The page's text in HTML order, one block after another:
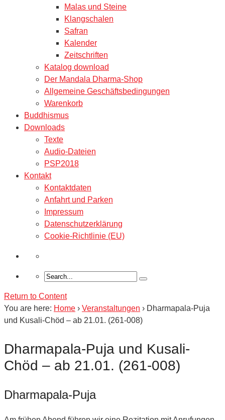
Malas und Steine
Klangschalen
Safran
Kalender
Zeitschriften
Katalog download
Der Mandala Dharma-Shop
Allgemeine Geschäftsbedingungen
Warenkorb
Buddhismus
Downloads
Texte
Audio-Dateien
PSP2018
Kontakt
Kontaktdaten
Anfahrt und Parken
Impressum
Datenschutzerklärung
Cookie-Richtlinie (EU)
Return to Content
You are here: Home › Veranstaltungen › Dharmapala-Puja
und Kusali-Chöd – ab 21.01. (261-008)
Dharmapala-Puja und Kusali-
Chöd – ab 21.01. (261-008)
Dharmapala-Puja